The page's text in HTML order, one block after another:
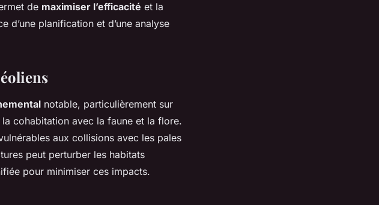
de maximiser l’efficacité et la
d’une planification et d’une analyse
notable, particulièrement sur
cohabitation avec la faune et la flore.
aux collisions avec les pales
peut perturber les habitats
pour minimiser ces impacts.